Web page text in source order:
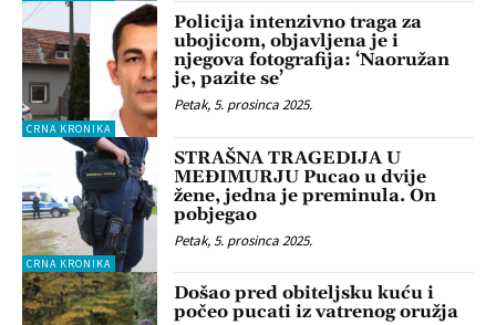
CRNA KRONIKA
Policija intenzivno traga za
ubojicom, objavljena je i
njegova fotografija: ‘Naoružan
je, pazite se’
Petak, 5. prosinca 2025.
CRNA KRONIKA
STRAŠNA TRAGEDIJA U
MEĐIMURJU Pucao u dvije
žene, jedna je preminula. On
pobjegao
Petak, 5. prosinca 2025.
Došao pred obiteljsku kuću i
počeo pucati iz vatrenog oružja